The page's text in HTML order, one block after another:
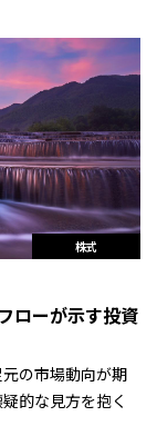
株式
ローが示す投資
の市場動向が期
的な見方を抱く